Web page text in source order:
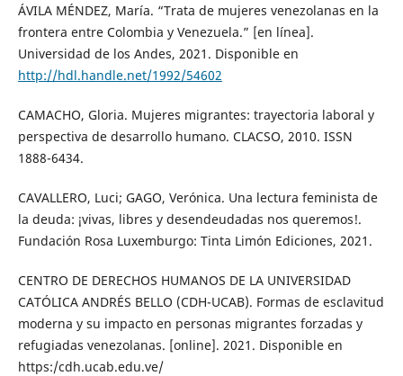
ÁVILA MÉNDEZ, María. “Trata de mujeres venezolanas en la
frontera entre Colombia y Venezuela.” [en línea].
Universidad de los Andes, 2021. Disponible en
http://hdl.handle.net/1992/54602
CAMACHO, Gloria. Mujeres migrantes: trayectoria laboral y
perspectiva de desarrollo humano. CLACSO, 2010. ISSN
1888-6434.
CAVALLERO, Luci; GAGO, Verónica. Una lectura feminista de
la deuda: ¡vivas, libres y desendeudadas nos queremos!.
Fundación Rosa Luxemburgo: Tinta Limón Ediciones, 2021.
CENTRO DE DERECHOS HUMANOS DE LA UNIVERSIDAD
CATÓLICA ANDRÉS BELLO (CDH-UCAB). Formas de esclavitud
moderna y su impacto en personas migrantes forzadas y
refugiadas venezolanas. [online]. 2021. Disponible en
https:/cdh.ucab.edu.ve/